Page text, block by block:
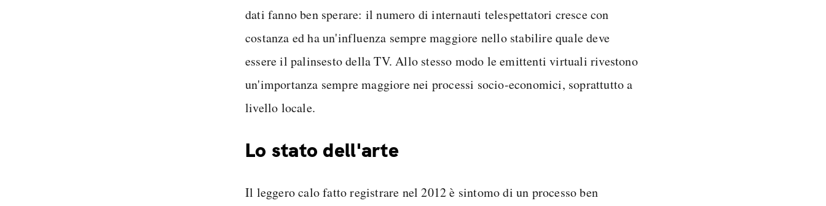
dati fanno ben sperare: il numero di internauti telespettatori cresce con
costanza ed ha un'influenza sempre maggiore nello stabilire quale deve
essere il palinsesto della TV. Allo stesso modo le emittenti virtuali rivestono
un'importanza sempre maggiore nei processi socio-economici, soprattutto a
livello locale.
Lo stato dell'arte
Il leggero calo fatto registrare nel 2012 è sintomo di un processo ben